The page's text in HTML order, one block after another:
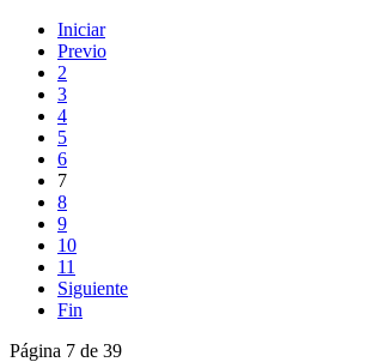
Iniciar
Previo
2
3
4
5
6
7
8
9
10
11
Siguiente
Fin
Página 7 de 39